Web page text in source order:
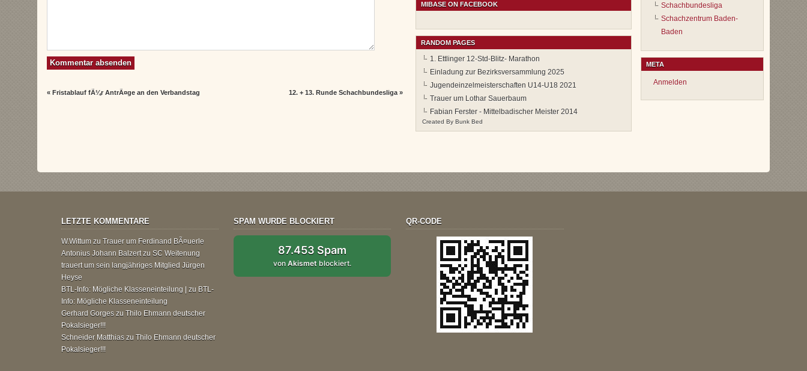
«Fristablauf fÃ¼r AntrÃ¤ge an den Verbandstag 12. + 13. Runde Schachbundesliga»
MIBASE ON FACEBOOK
RANDOM PAGES
1. Ettlinger 12-Std-Blitz- Marathon
Einladung zur Bezirksversammlung 2025
Jugendeinzelmeisterschaften U14-U18 2021
Trauer um Lothar Sauerbaum
Fabian Ferster - Mittelbadischer Meister 2014
Created By Bunk Bed
Schachbundesliga
Schachzentrum Baden-
Baden
META
Anmelden
LETZTE KOMMENTARE
W.Wittum zu Trauer um Ferdinand BÃ¤uerle
Antonius Johann Balzertzu SC Weitenung
trauert um sein langjähriges Mitglied Jürgen
Heyse
BTL-Info: Mögliche Klasseneinteilung |
zu BTL-
Info: Mögliche Klasseneinteilung
Gerhard Gorges zu Thilo Ehmann deutscher
Pokalsieger!!!
Schneider Matthias zu Thilo Ehmann deutscher
Pokalsieger!!!
SPAM WURDE BLOCKIERT
87.453 Spam
vonAkismet blockiert.
QR-CODE